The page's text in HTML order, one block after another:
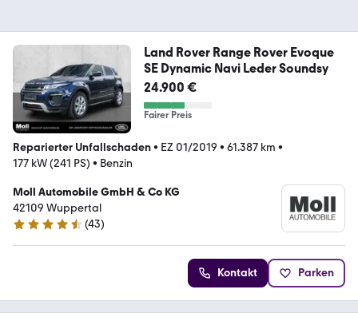
Land Rover Range Rover Evoque
SE Dynamic Navi Leder Soundsy
24.900 €
Fairer Preis
Reparierter Unfallschaden• EZ 01/2019 • 61.387 km •
177 kW (241 PS) • Benzin
Moll Automobile GmbH & Co KG
42109 Wuppertal
4.5 Sterne
(43)
Kontakt Parken